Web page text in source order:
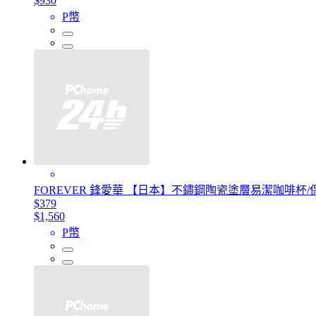
P幣
FOREVER 鋒愛華 【日本】不鏽鋼陶瓷塗層易潔咖啡杯/
$379
$1,560
P幣